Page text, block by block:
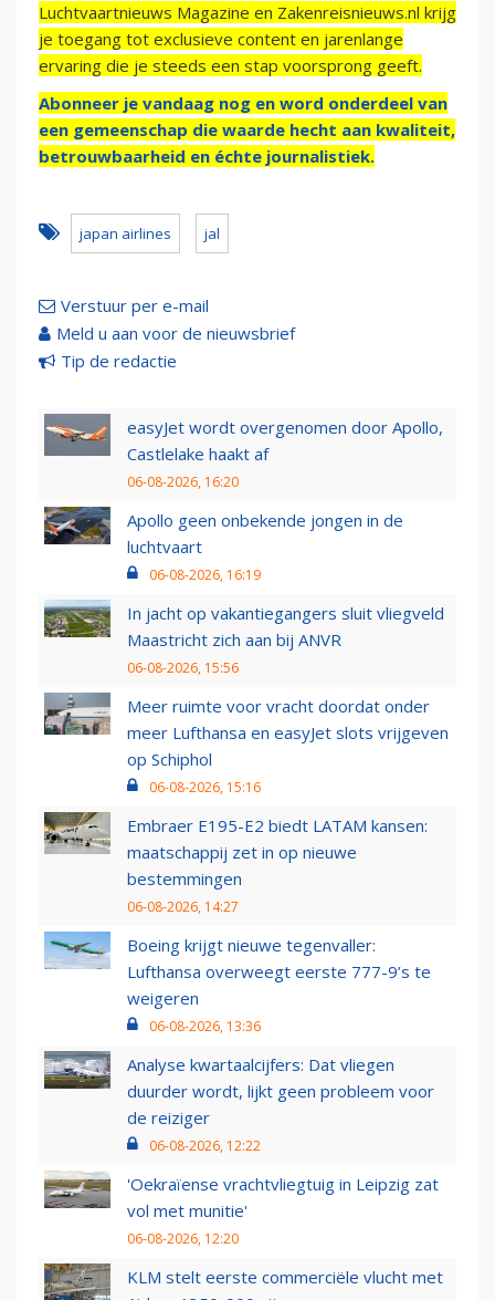
Luchtvaartnieuws Magazine en Zakenreisnieuws.nl krijg
je toegang tot exclusieve content en jarenlange
ervaring die je steeds een stap voorsprong geeft.
Abonneer je vandaag nog en word onderdeel van
een gemeenschap die waarde hecht aan kwaliteit,
betrouwbaarheid en échte journalistiek.
japan airlines jal
Verstuur per e-mail
Meld u aan voor de nieuwsbrief
Tip de redactie
easyJet wordt overgenomen door Apollo,
Castlelake haakt af
06-08-2026, 16:20
Apollo geen onbekende jongen in de
luchtvaart
06-08-2026, 16:19
In jacht op vakantiegangers sluit vliegveld
Maastricht zich aan bij ANVR
06-08-2026, 15:56
Meer ruimte voor vracht doordat onder
meer Lufthansa en easyJet slots vrijgeven
op Schiphol
06-08-2026, 15:16
Embraer E195-E2 biedt LATAM kansen:
maatschappij zet in op nieuwe
bestemmingen
06-08-2026, 14:27
Boeing krijgt nieuwe tegenvaller:
Lufthansa overweegt eerste 777-9’s te
weigeren
06-08-2026, 13:36
Analyse kwartaalcijfers: Dat vliegen
duurder wordt, lijkt geen probleem voor
de reiziger
06-08-2026, 12:22
'Oekraïense vrachtvliegtuig in Leipzig zat
vol met munitie'
06-08-2026, 12:20
KLM stelt eerste commerciële vlucht met